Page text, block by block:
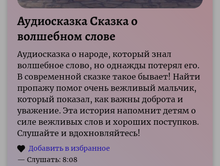
Аудиосказка Сказка о
волшебном слове
Аудиосказка о народе, который знал
волшебное слово, но однажды потерял его.
В современной сказке такое бывает! Найти
пропажу помог очень вежливый мальчик,
который показал, как важны доброта и
уважение. Эта история напомнит детям о
силе вежливых слов и хороших поступков.
Слушайте и вдохновляйтесь!
— Слушать: 8:08